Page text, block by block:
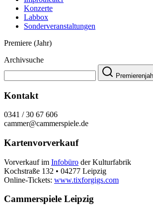
Konzerte
Labbox
Sonderveranstaltungen
Premiere (Jahr)
Archivsuche
Kontakt
0341 / 30 67 606
cammer@cammerspiele.de
Kartenvorverkauf
Vorverkauf im Infobüro der Kulturfabrik
Kochstraße 132 • 04277 Leipzig
Online-Tickets: www.tixforgigs.com
Cammerspiele Leipzig